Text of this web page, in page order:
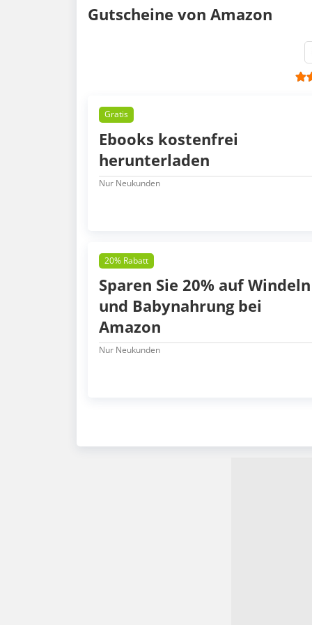
Gutscheine von Amazon
Gratis
Ebooks kostenfrei
herunterladen
Nur Neukunden
20% Rabatt
Sparen Sie 20% auf Windeln
und Babynahrung bei
Amazon
Nur Neukunden